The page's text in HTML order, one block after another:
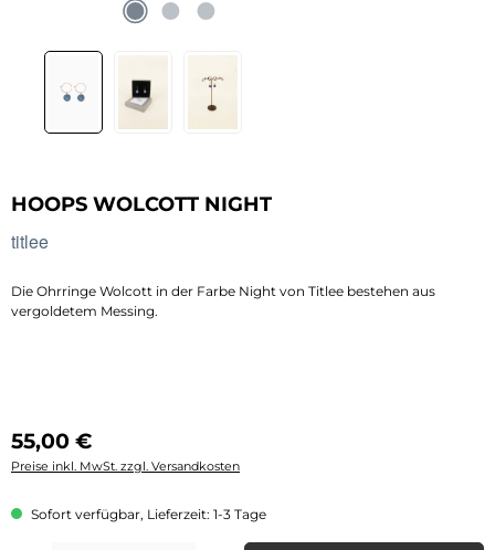
HOOPS WOLCOTT NIGHT
titlee
Die Ohrringe Wolcott in der Farbe Night von Titlee bestehen aus
vergoldetem Messing.
Regulärer Preis:
55,00 €
Preise inkl. MwSt. zzgl. Versandkosten
Sofort verfügbar, Lieferzeit: 1-3 Tage